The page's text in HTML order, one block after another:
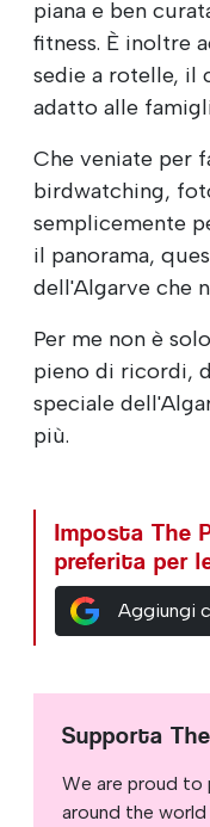
piana e ben
fitness. È inoltre
sedie a rotelle, il
adatto alle
Che veniate per
birdwatching,
semplicemente
il panorama,
dell'Algarve che
Per me non è
pieno di ricordi,
speciale
più.
Imposta The
preferita per
Aggiungi
Supporta
We are proud to
around the